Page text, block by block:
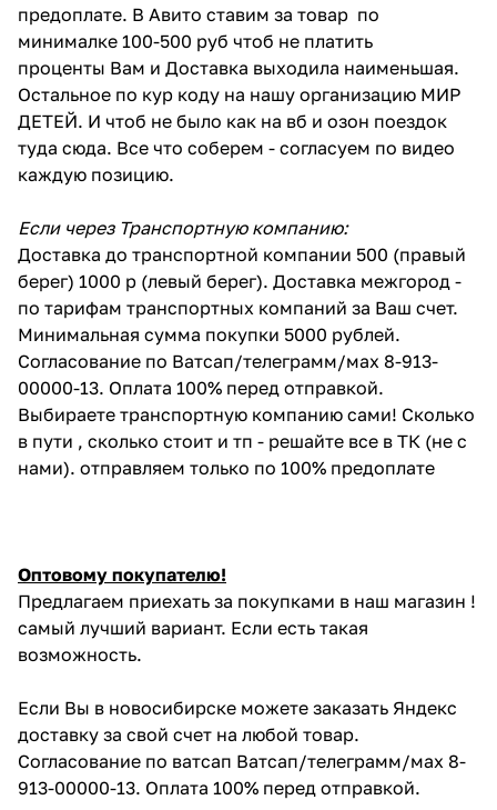
предоплате. В Авито ставим за товар по
минималке 100-500 руб чтоб не платить
проценты Вам и Доставка выходила наименьшая.
Остальное по кур коду на нашу организацию МИР
ДЕТЕЙ. И чтоб не было как на вб и озон поездок
туда сюда. Все что соберем - согласуем по видео
каждую позицию.
Если через Транспортную компанию:
Доставка до транспортной компании 500 (правый
берег) 1000 р (левый берег). Доставка межгород -
по тарифам транспортных компаний за Ваш счет.
Минимальная сумма покупки 5000 рублей.
Согласование по Ватсап/телеграмм/мах 8-913-
00000-13. Оплата 100% перед отправкой.
Выбираете транспортную компанию сами! Сколько
в пути , сколько стоит и тп - решайте все в ТК (не с
нами). отправляем только по 100% предоплате
Оптовому покупателю!
Предлагаем приехать за покупками в наш магазин !
самый лучший вариант. Если есть такая
возможность.
Если Вы в новосибирске можете заказать Яндекс
доставку за свой счет на любой товар.
Согласование по ватсап Ватсап/телеграмм/мах 8-
913-00000-13. Оплата 100% перед отправкой.